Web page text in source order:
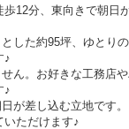
12分、東向きで朝日
した約95坪、ゆとり
♪
ん。お好きな工務店
♪
が差し込む立地です
いただけます♪